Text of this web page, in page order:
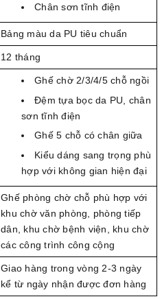
Chân sơn tĩnh điện
Bảng màu da PU tiêu chuẩn
12 tháng
Ghế chờ 2/3/4/5 chỗ ngồi
Đệm tựa bọc da PU, chân
sơn tĩnh điện
Ghế 5 chỗ có chân giữa
Kiểu dáng sang trọng phù
hợp với không gian hiện đại
Ghế phòng chờ chỗ phù hợp với
khu chờ văn phòng, phòng tiếp
dân, khu chờ bệnh viện, khu chờ
các công trình công cộng
Giao hàng trong vòng 2-3 ngày
kể từ ngày nhận được đơn hàng